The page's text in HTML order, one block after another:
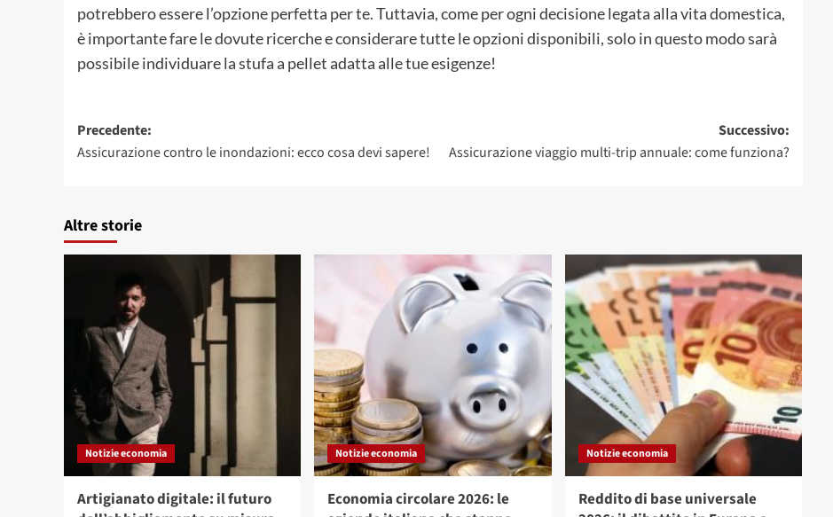
potrebbero essere l’opzione perfetta per te. Tuttavia, come per ogni decisione legata alla vita domestica,
è importante fare le dovute ricerche e considerare tutte le opzioni disponibili, solo in questo modo sarà
possibile individuare la stufa a pellet adatta alle tue esigenze!
Navigazione
articolo
Precedente:
Assicurazione contro le inondazioni: ecco cosa devi sapere!
Successivo:
Assicurazione viaggio multi-trip annuale: come funziona?
Altre storie
Notizie economia
Artigianato digitale: il futuro
Notizie economia
Economia circolare 2026: le
Notizie economia
Reddito di base universale